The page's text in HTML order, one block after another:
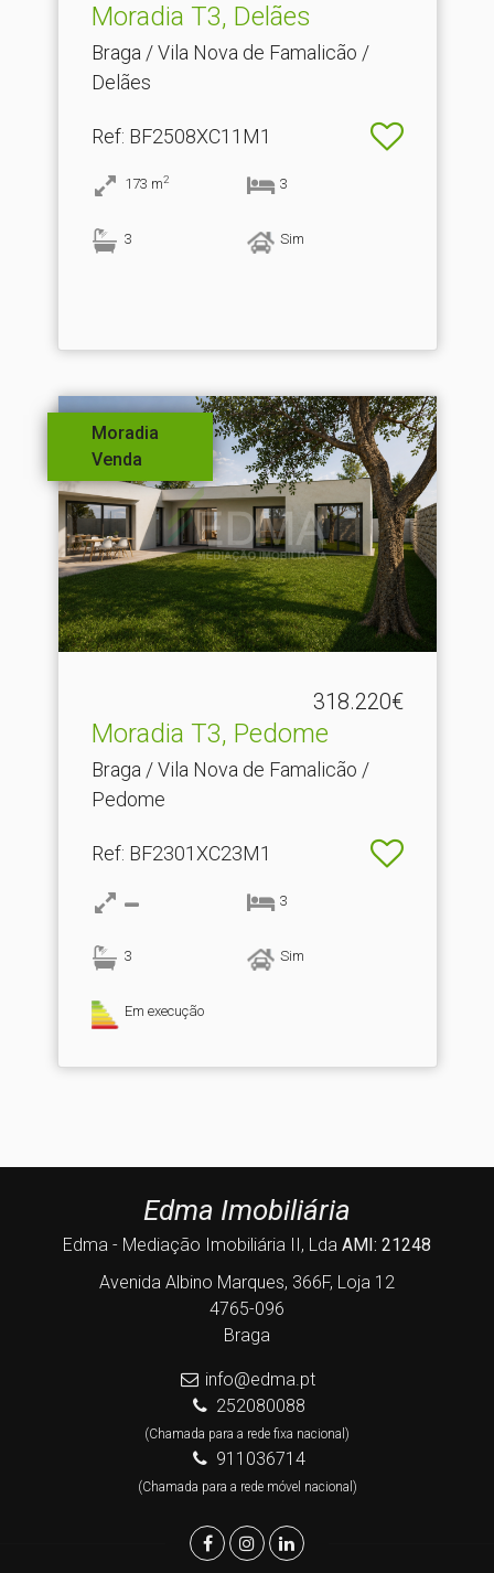
Moradia T3, Delães
Braga / Vila Nova de Famalicão /
Delães
Ref: BF2508XC11M1
173 m2 3
3 Sim
Moradia
Venda
318.220€
Moradia T3, Pedome
Braga / Vila Nova de Famalicão /
Pedome
Ref: BF2301XC23M1
3
3 Sim
Em execução
Edma Imobiliária
Edma - Mediação Imobiliária II, Lda AMI: 21248
Avenida Albino Marques, 366F, Loja 12
4765-096
Braga
info@edma.pt
252080088
(Chamada para a rede fixa nacional)
911036714
(Chamada para a rede móvel nacional)